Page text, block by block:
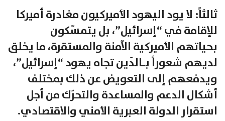
ثالثاً: لا يود اليهود الأميركيون مغادرة أميركا
للإقامة في “إسرائيل”، بل يتمسّكون
بحياتهم الأميركية الآمنة والمستقرة، ما يخلق
لديهم شعوراً بـالدَين تجاه يهود “إسرائيل”،
ويدفعهم إلى التعويض عن ذلك بمختلف
أشكال الدعم والمساعدة والتحرّك من أجل
استقرار الدولة العبرية الأمني والاقتصادي.